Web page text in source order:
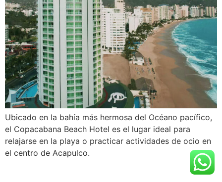
Ubicado en la bahía más hermosa del Océano pacífico,
el Copacabana Beach Hotel es el lugar ideal para
relajarse en la playa o practicar actividades de ocio en
el centro de Acapulco.